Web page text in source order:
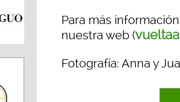
Para más
nuestra web (
Fotografía: Anna y